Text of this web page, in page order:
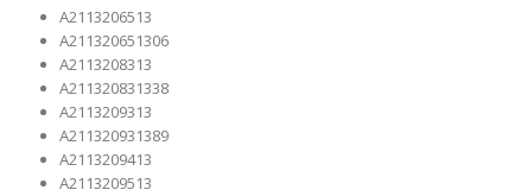
A2113206513
A211320651306
A2113208313
A211320831338
A2113209313
A211320931389
A2113209413
A2113209513